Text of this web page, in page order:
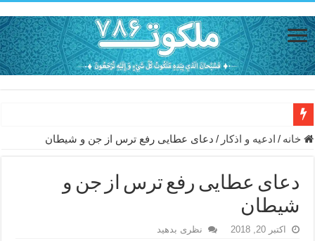
دعای حفظ جان خانواده از بلا در سفر – دعای دفع بلا در قرآن
دعا برای عاشق شدن طرف مقابل – عاشق کردن طرف مقابل از راه
دعای حفظ جان عزیزان از بلا در سفر – دعا برای رفع حوادث بد روزانه
انواع ذکرهای الهی و خواص آن – مجرب ترین ذکرها برای برآوردن
خانه / ادعيه و اذكار / دعای عطایی رفع ترس از جن و شیطان
دعای عطایی رفع ترس از جن و
شیطان
اکتبر 20, 2018 نظری بدهید